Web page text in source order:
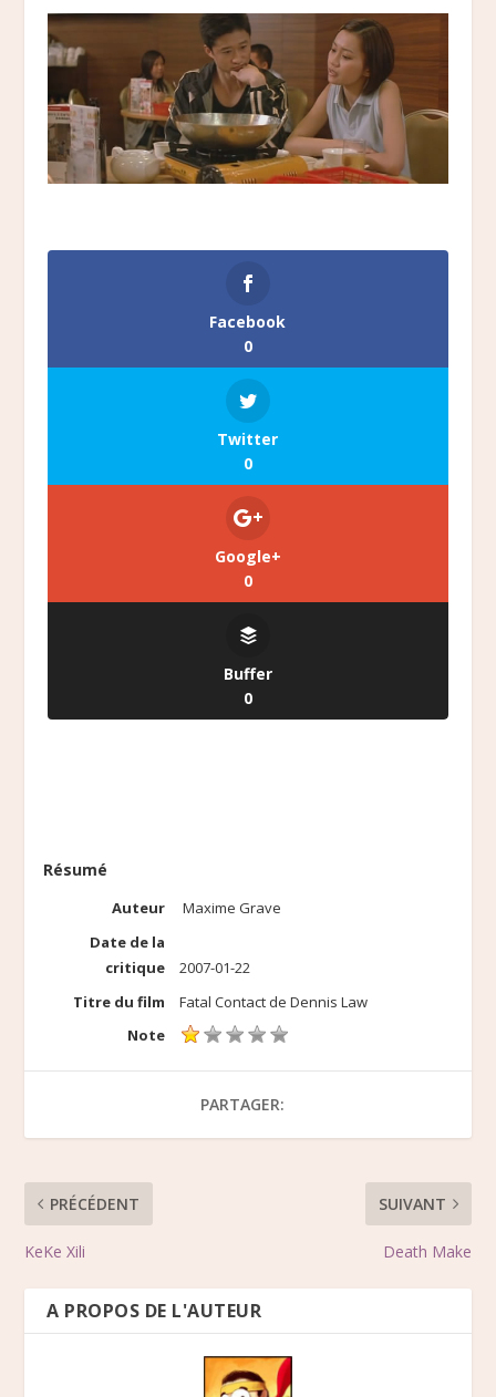
Facebook
0
Twitter
0
Google+
0
Buffer
0
Résumé
Auteur
Maxime Grave
Date de la
critique
2007-01-22
Titre du film
Fatal Contact de Dennis Law
Note
PARTAGER:
PRÉCÉDENT
KeKe Xili
SUIVANT
Death Make
A PROPOS DE L'AUTEUR